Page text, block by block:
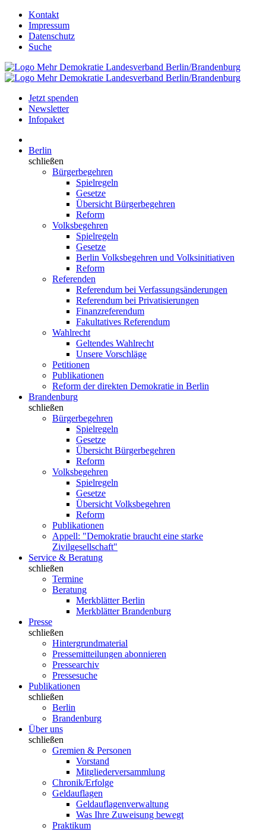
Kontakt
Impressum
Datenschutz
Suche
Jetzt spenden
Newsletter
Infopaket
Berlin
schließen
Bürgerbegehren
Spielregeln
Gesetze
Übersicht Bürgerbegehren
Reform
Volksbegehren
Spielregeln
Gesetze
Berlin Volksbegehren und Volksinitiativen
Reform
Referenden
Referendum bei Verfassungsänderungen
Referendum bei Privatisierungen
Finanzreferendum
Fakultatives Referendum
Wahlrecht
Geltendes Wahlrecht
Unsere Vorschläge
Petitionen
Publikationen
Reform der direkten Demokratie in Berlin
Brandenburg
schließen
Bürgerbegehren
Spielregeln
Gesetze
Übersicht Bürgerbegehren
Reform
Volksbegehren
Spielregeln
Gesetze
Übersicht Volksbegehren
Reform
Publikationen
Appell: "Demokratie braucht eine starke
Zivilgesellschaft"
Service & Beratung
schließen
Termine
Beratung
Merkblätter Berlin
Merkblätter Brandenburg
Presse
schließen
Hintergrundmaterial
Pressemitteilungen abonnieren
Pressearchiv
Pressesuche
Publikationen
schließen
Berlin
Brandenburg
Über uns
schließen
Gremien & Personen
Vorstand
Mitgliederversammlung
Chronik/Erfolge
Geldauflagen
Geldauflagenverwaltung
Was Ihre Zuweisung bewegt
Praktikum